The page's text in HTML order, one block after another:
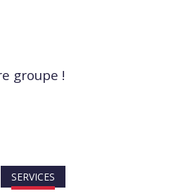
groupe !
SERVICES